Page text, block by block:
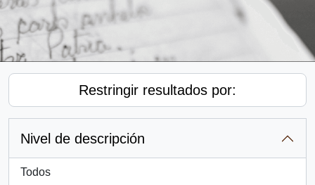
Restringir resultados por:
Nivel de descripción
Todos